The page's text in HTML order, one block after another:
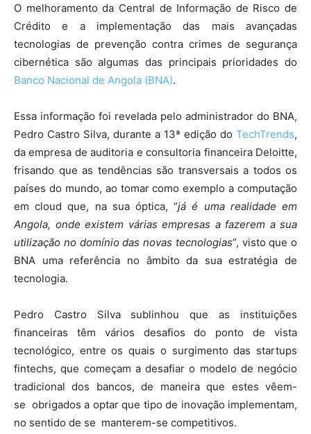
O melhoramento da Central de Informação de Risco de
Crédito e a implementação das mais avançadas
tecnologias de prevenção contra crimes de segurança
cibernética são algumas das principais prioridades do
Banco Nacional de Angola (BNA).
Essa informação foi revelada pelo administrador do BNA,
Pedro Castro Silva, durante a 13ª edição do TechTrends,
da empresa de auditoria e consultoria financeira Deloitte,
frisando que as tendências são transversais a todos os
países do mundo, ao tomar como exemplo a computação
em cloud que, na sua óptica, “já é uma realidade em
Angola, onde existem várias empresas a fazerem a sua
utilização no domínio das novas tecnologias”, visto que o
BNA uma referência no âmbito da sua estratégia de
tecnologia.
Pedro Castro Silva sublinhou que as instituições
financeiras têm vários desafios do ponto de vista
tecnológico, entre os quais o surgimento das startups
fintechs, que começam a desafiar o modelo de negócio
tradicional dos bancos, de maneira que estes vêem-
se obrigados a optar que tipo de inovação implementam,
no sentido de se manterem-se competitivos.